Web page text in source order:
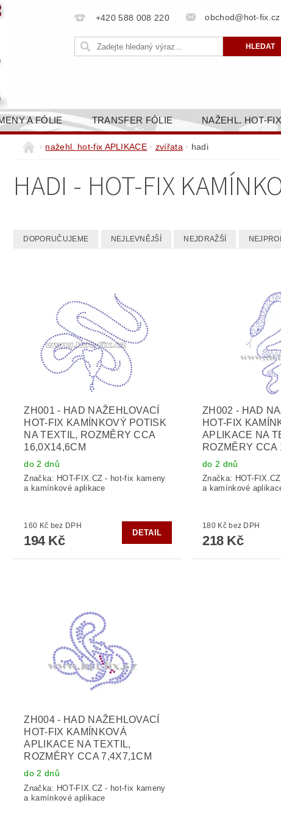
+420 588 008 220 obchod@hot-fix.cz
A FÓLIE TRANSFER FÓLIE NAŽEHL. HOT-
BORTY BAREVNICE PŘÍSLUŠENSTVÍ
OBCHODNÍ PODMÍNKY PRO E-SHOP HOT-FIX.CZ
PLATNÝ OD 14. 1.2025
nažehl. hot-fix APLIKACE zvířata hadi
HADI - HOT-FIX
DOPORUČUJEME NEJLEVNĚJŠÍ NEJDRAŽŠÍ
ZH001 - HAD NAŽEHLOVACÍ
HOT-FIX KAMÍNKOVÝ POTISK
NA TEXTIL, ROZMĚRY CCA
16,0X14,6CM
do 2 dnů
Značka: HOT-FIX.CZ - hot-fix kameny
a kamínkové aplikace
160 Kč bez DPH
194 Kč
DETAIL
ZH002 - HAD
HOT-FIX
APLIKACE NA
ROZMĚRY CCA
do 2 dnů
Značka: HOT-
a kamínkové
180 Kč bez DPH
218 Kč
ZH004 - HAD NAŽEHLOVACÍ
HOT-FIX KAMÍNKOVÁ
APLIKACE NA TEXTIL,
ROZMĚRY CCA 7,4X7,1CM
do 2 dnů
Značka: HOT-FIX.CZ - hot-fix kameny
a kamínkové aplikace